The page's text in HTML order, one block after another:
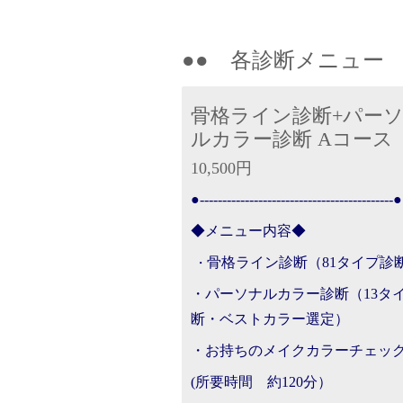
●● 各診断メニュー
骨格ライン診断+パー
ルカラー診断 Aコース
10,500円
●-------------------------------------------●
◆メニュー内容◆
・ 骨格ライン診断（81タイプ診
・パーソナルカラー診断（13タ
断・ベストカラー選定）
・お持ちのメイクカラーチェッ
(所要時間 約120分）